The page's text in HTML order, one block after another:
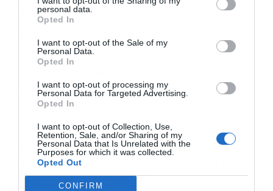
personal data.
Opted In
I want to opt-out of the Sale of my
Personal Data.
Opted In
I want to opt-out of processing my
Personal Data for Targeted Advertising.
Opted In
I want to opt-out of Collection, Use,
Retention, Sale, and/or Sharing of my
Personal Data that Is Unrelated with the
Purposes for which it was collected.
Opted Out
CONFIRM
Δημόσια Πρόταση.
7. ΠΡΟΣΦΕΡΟΜΕΝΟ ΑΝΤΑΛΛΑΓΜΑ
Σύμφωνα με το άρθρο 9, παρ. 4 και 6 του Νόμου,
το προσφερόμενο από τον Προτείνοντα
αντάλλαγμα, σε μετρητά, για την απόκτηση κάθε
Μετοχής της Δημόσιας Πρότασης, η οποία θα του
προσφερθεί νομίμως και εγκύρως (στο εξής οι
«Προσφερόμενες Μετοχές») κατά τη διάρκεια
της περιόδου αποδοχής της Δημόσιας Πρότασης
Αποδέχομαι τους